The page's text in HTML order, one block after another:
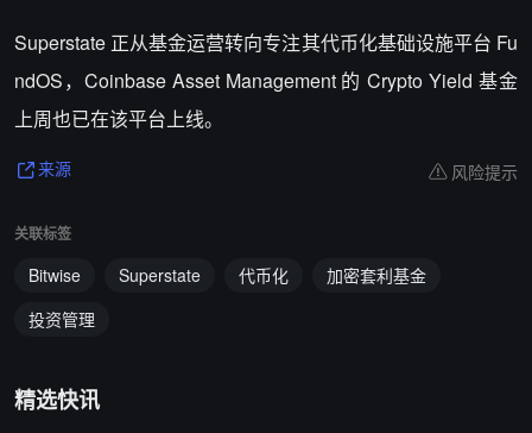
Superstate 正从基金运营转向专注其代币化基础设施平台 Fu
ndOS，Coinbase Asset Management 的 Crypto Yield 基金
上周也已在该平台上线。
来源 风险提示
关联标签
Bitwise Superstate 代币化
加密套利基金
投资管理
精选快讯